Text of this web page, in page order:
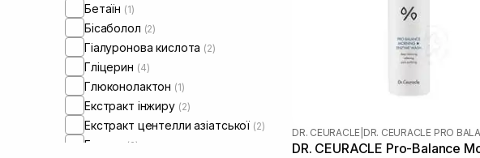
Бетаїн (1)
Бісаболол (2)
Гіалуронова кислота (2)
Гліцерин (4)
Глюконолактон (1)
Екстракт інжиру (2)
Екстракт центелли азіатської (2)
Ензими (2)
DR. CEURACLE DR. CEURACLE PRO
DR. CEURACLE Pro-Balance